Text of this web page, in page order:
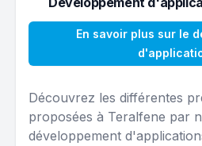
En savoir plus sur le
Découvrez les différentes
proposées à Teralfene par
développement